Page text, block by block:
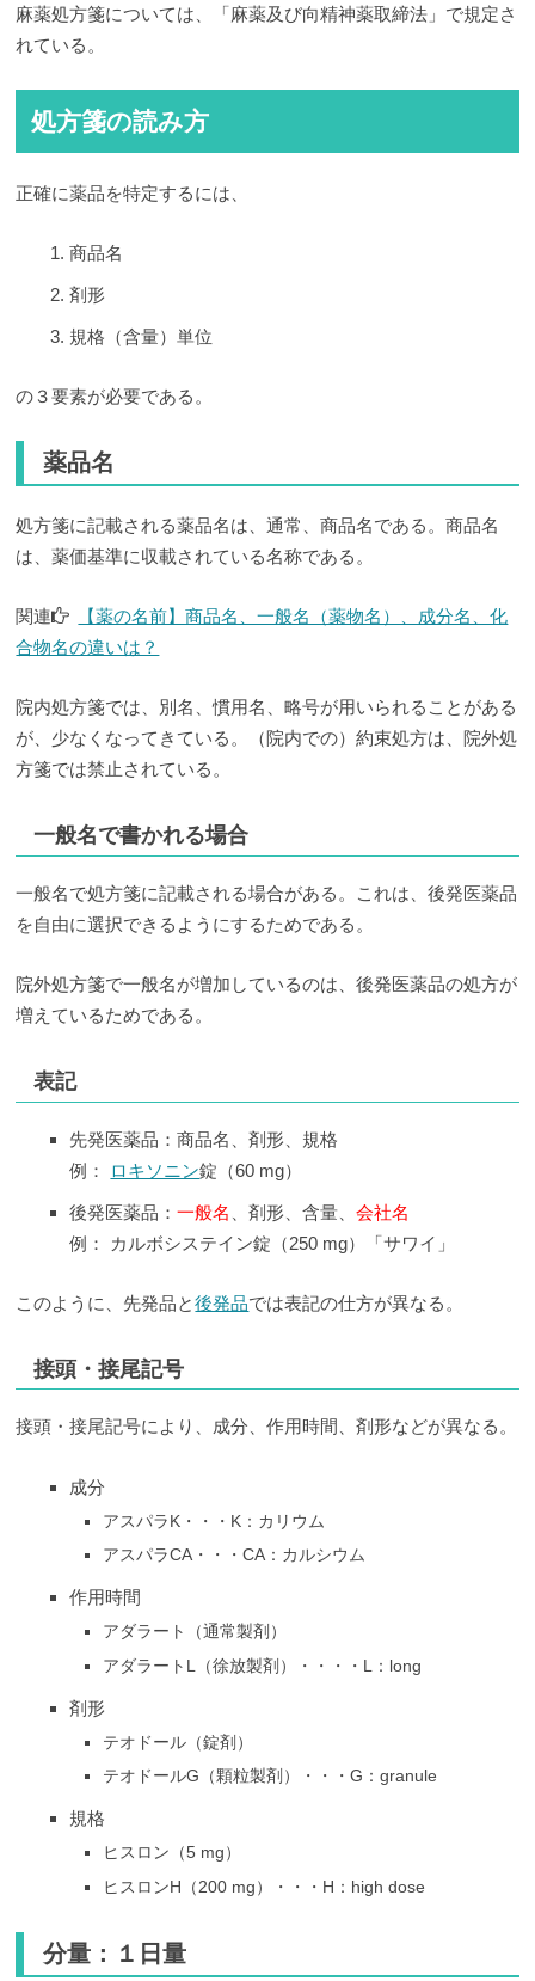
麻薬処方箋については、「麻薬及び向精神薬取締法」で規定さ
れている。
処方箋の読み方
正確に薬品を特定するには、
商品名
剤形
規格（含量）単位
の３要素が必要である。
薬品名
処方箋に記載される薬品名は、通常、商品名である。商品名
は、薬価基準に収載されている名称である。
関連
【薬の名前】商品名、一般名（薬物名）、成分名、化
合物名の違いは？
院内処方箋では、別名、慣用名、略号が用いられることがある
が、少なくなってきている。（院内での）約束処方は、院外処
方箋では禁止されている。
一般名で書かれる場合
一般名で処方箋に記載される場合がある。これは、後発医薬品
を自由に選択できるようにするためである。
院外処方箋で一般名が増加しているのは、後発医薬品の処方が
増えているためである。
表記
先発医薬品：商品名、剤形、規格
例： ロキソニン錠（60 mg）
後発医薬品：一般名 、剤形、含量、会社名
例： カルボシステイン錠（250 mg）「サワイ」
このように、先発品と後発品では表記の仕方が異なる。
接頭・接尾記号
接頭・接尾記号により、成分、作用時間、剤形などが異なる。
成分
アスパラK・・・K：カリウム
アスパラCA・・・CA：カルシウム
作用時間
アダラート（通常製剤）
アダラートL（徐放製剤）・・・・L：long
剤形
テオドール（錠剤）
テオドールG（顆粒製剤）・・・G：granule
規格
ヒスロン（5 mg）
ヒスロンH（200 mg）・・・H：high dose
分量：１日量